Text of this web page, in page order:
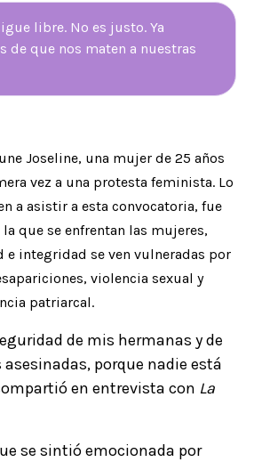
libre. No es justo. Ya
de que nos maten a nuestras
Joseline, una mujer de 25 años
vez a una protesta feminista. Lo
a asistir a esta convocatoria, fue
que se enfrentan las mujeres,
e integridad se ven vulneradas por
violencia sexual y
patriarcal.
de mis hermanas y de
porque nadie está
en entrevista con La
se sintió emocionada por